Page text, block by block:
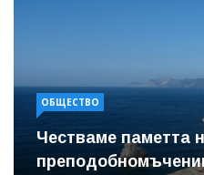
ОБЩЕСТВО
Честваме паметта